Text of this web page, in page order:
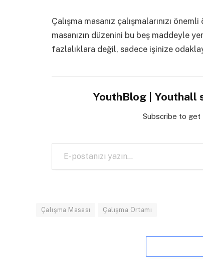
Çalışma masanız çalışmalarınızı
masanızın düzenini bu beş maddeyle
fazlalıklara değil, sadece işinize
YouthBlog | Youthall
Subscribe to
E-postanızı yazın…
Çalışma Masası Çalışma Ortamı